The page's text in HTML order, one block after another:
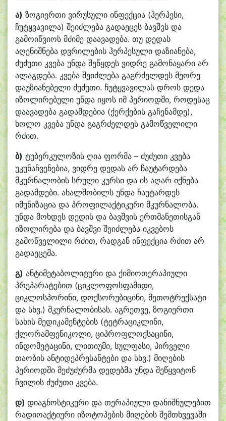
ა) ზოგიერთი ვირუსული ინფექცია (ჰერპესი,
ჩუტყვავილა) შეიძლება გადაეცეს ბავშვს და
გამოიწვიოს მძიმე დაავადება. თუ დედას
აღენიშნება დვრილების ჰერპესული დაზიანება,
ძუძუთი კვება უნდა შეწყდეს ვიდრე გამონაყარი არ
ალაგდება. კვება შეიძლება გაგრძელდეს მეორე
დაუზიანებელი ძუძუთი. ჩუტყვავილას დროს დედა
იზოლირებული უნდა იყოს იმ პერიოდში, როდესაც
დაავადება გადამდებია (ქერქების გაჩენამდე),
ხოლო კვება უნდა გაგრძელდეს გამოწველილი
რძით.
ბ) ტუბერკულოზის ღია ფორმა – ძუძუთი კვება
უკუნაჩვენებია, ვიდრე დედას არ ჩაუტარდება
მკურნალობის სრული კურსი და ის აღარ იქნება
გადამდები. ახალშობილს უნდა ჩაუტარდეს
იმუნიზაცია და პროფილაქტიკური მკურნალობა.
უნდა მოხდეს დედის და ბავშვის ერთმანეთისგან
იზოლირება და ბავშვი შეიძლება იკვებოს
გამოწველილი რძით, რადგან ინფექცია რძით არ
გადაეცემა.
გ) ანტიმეტაბოლიტური და ქიმიოთერაპიული
პრეპარატებით (ციკლოფოსფამიდი,
ციკლოსპორინი, დოქსორუბიცინი, მეთოტრექსატი
და სხვ.) მკურნალობისას. აგრეთვე, ზოგიერთი
სახის მედიკამენტების (ტეტრაციკლინი,
ქლორამფენიკოლი, ციპროფლოქსაცინი,
ინდომეტაცინი, ლითიუმი, სულფასი, პირველი
თაობის ანტიდეპრესანტები და სხვ.) მიღების
პერიოდში მეძუძურმა დედებმა უნდა შეწყვიტონ
ჩვილის ძუძუთი კვება.
დ) დიაგნოსტიკური და თერაპიული დანიშნულებით
რადიოაქტიური იზოტოპების მიღების შემთხვევაში